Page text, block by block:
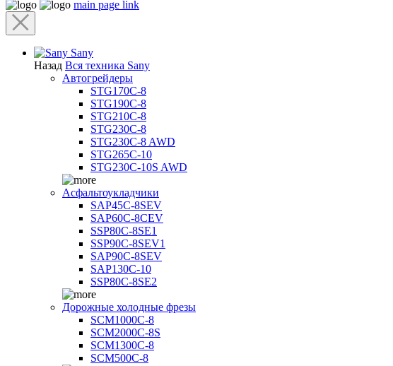
main page link
Sany
Назад Вся техника Sany
Автогрейдеры
STG170C-8
STG190C-8
STG210C-8
STG230C-8
STG230C-8 AWD
STG265C-10
STG230C-10S AWD
Асфальтоукладчики
SAP45С-8SEV
SAP60C-8CEV
SSP80C-8SE1
SSP90C-8SEV1
SAP90C-8SEV
SAP130C-10
SSP80C-8SE2
Дорожные холодные фрезы
SCM1000C-8
SCM2000C-8S
SCM1300C-8
SCM500C-8